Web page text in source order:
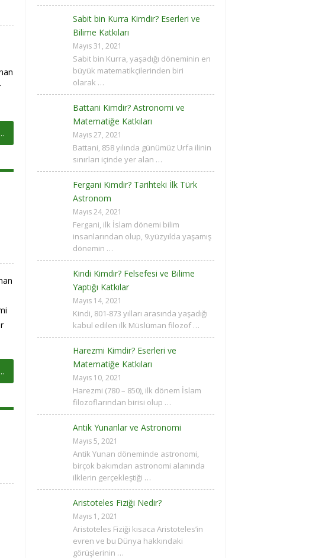
Sabit bin Kurra Kimdir? Eserleri ve
Bilime Katkıları
Mayıs 31, 2021
Sabit bin Kurra, yaşadığı döneminin en
büyük matematikçilerinden biri
olarak …
Battani Kimdir? Astronomi ve
Matematiğe Katkıları
Mayıs 27, 2021
Battani, 858 yılında günümüz Urfa ilinin
sınırları içinde yer alan …
Fergani Kimdir? Tarihteki İlk Türk
Astronom
Mayıs 24, 2021
Fergani, ilk İslam dönemi bilim
insanlarından olup, 9.yüzyılda yaşamış
dönemin …
Kindi Kimdir? Felsefesi ve Bilime
Yaptığı Katkılar
Mayıs 14, 2021
Kindi, 801-873 yılları arasında yaşadığı
kabul edilen ilk Müslüman filozof …
Harezmi Kimdir? Eserleri ve
Matematiğe Katkıları
Mayıs 10, 2021
Harezmi (780 – 850), ilk dönem İslam
filozoflarından birisi olup …
Antik Yunanlar ve Astronomi
Mayıs 5, 2021
Antik Yunan döneminde astronomi,
birçok bakımdan astronomi alanında
ilklerin gerçekleştiği …
Aristoteles Fiziği Nedir?
Mayıs 1, 2021
Aristoteles Fiziği kısaca Aristoteles’in
evren ve bu Dünya hakkındaki
görüşlerinin …